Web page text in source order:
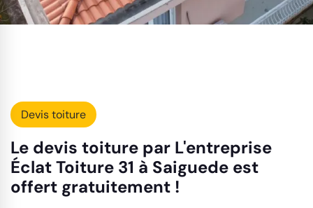
Devis toiture
Le devis toiture par L'entreprise
Éclat Toiture 31 à Saiguede est
offert gratuitement !